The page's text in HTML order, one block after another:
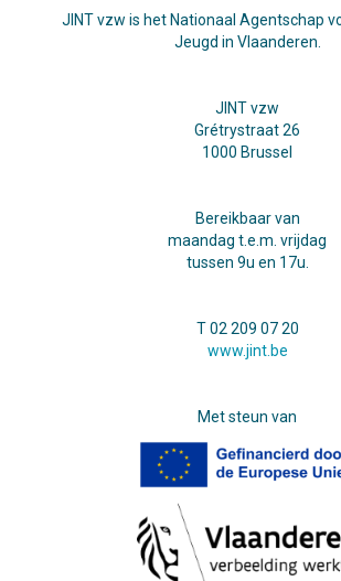
JINT vzw is het Nationaal Agentschap
Jeugd in Vlaanderen.
JINT vzw
Grétrystraat 26
1000 Brussel
Bereikbaar van
maandag t.e.m. vrijdag
tussen 9u en 17u.
T 02 209 07 20
www.jint.be
Met steun van